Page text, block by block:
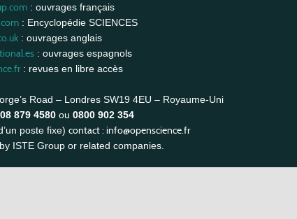
: ouvrages français
: Encyclopédie SCIENCES
: ouvrages anglais
: ouvrages espagnols
: revues en libre accès
Road – Londres SW19 4EU – Royaume-Uni
879 4580 ou 0800 902 354
poste fixe) contact : info@openscience.fr
ISTE Group or related companies.